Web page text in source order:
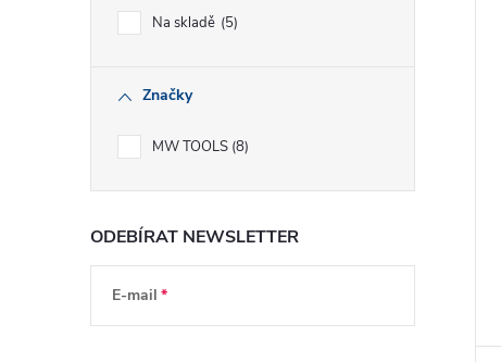
Na skladě 5
Značky
MW TOOLS 8
ODEBÍRAT NEWSLETTER
E-mail